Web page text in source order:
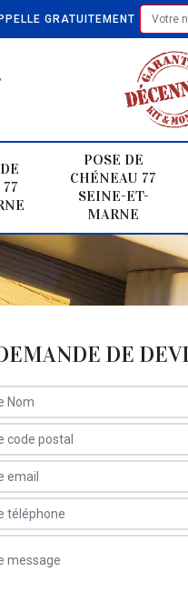
GRATUITEMENT
POSE DE
CHÉNEAU 77
SEINE-ET-
MARNE
DE